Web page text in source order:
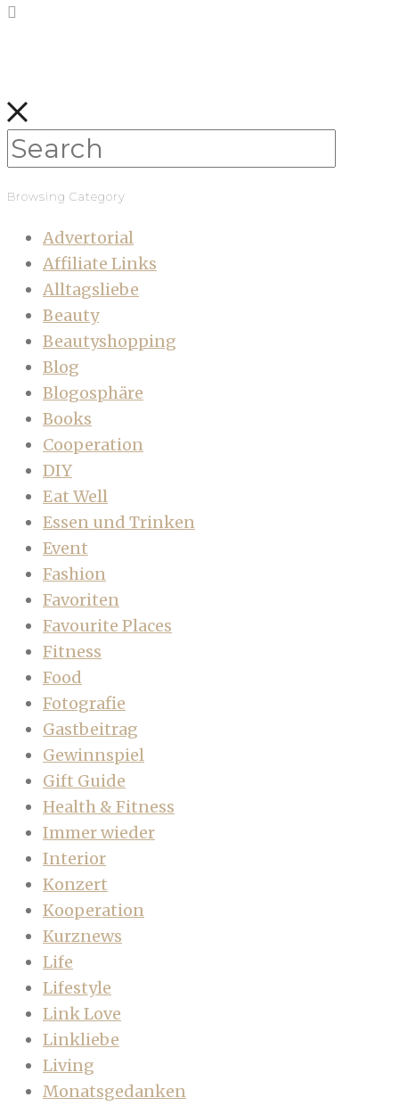
Browsing Category
Advertorial
Affiliate Links
Alltagsliebe
Beauty
Beautyshopping
Blog
Blogosphäre
Books
Cooperation
DIY
Eat Well
Essen und Trinken
Event
Fashion
Favoriten
Favourite Places
Fitness
Food
Fotografie
Gastbeitrag
Gewinnspiel
Gift Guide
Health & Fitness
Immer wieder
Interior
Konzert
Kooperation
Kurznews
Life
Lifestyle
Link Love
Linkliebe
Living
Monatsgedanken